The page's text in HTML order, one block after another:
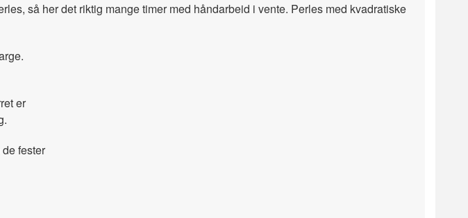
så her det riktig mange timer med håndarbeid i vente. Perles med kvadratiske
er
fester